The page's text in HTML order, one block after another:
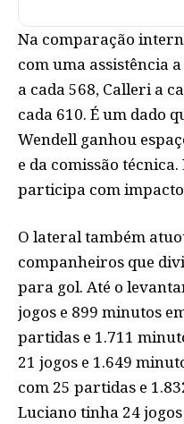
Na comparação
com uma assistência
a cada 568, Calleri a
cada 610. É um dado
Wendell ganhou
e da comissão
participa com
O lateral também
companheiros que
para gol. Até o
jogos e 899 minutos
partidas e 1.711
21 jogos e 1.649
com 25 partidas e
Luciano tinha 24